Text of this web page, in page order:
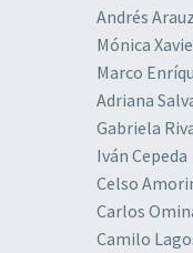
Andrés Arauz
Mónica
Marco
Adriana
Gabriela
Iván Cepeda
Celso
Carlos
Camilo